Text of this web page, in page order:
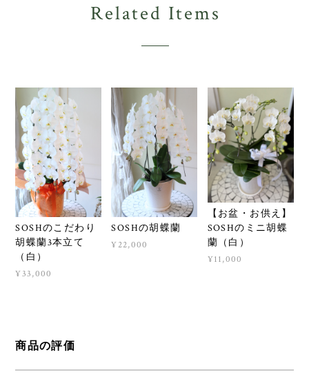
Related Items
SOSHのこだわり
胡蝶蘭3本立て
（白）
¥33,000
SOSHの胡蝶蘭
¥22,000
【お盆・お供え】
SOSHのミニ胡蝶
蘭（白）
¥11,000
商品の評価